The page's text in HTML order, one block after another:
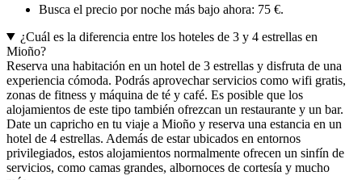
Busca el precio por noche más bajo ahora: 75 €.
¿Cuál es la diferencia entre los hoteles de 3 y 4 estrellas en
Mioño?
Reserva una habitación en un hotel de 3 estrellas y disfruta de una
experiencia cómoda. Podrás aprovechar servicios como wifi gratis,
zonas de fitness y máquina de té y café. Es posible que los
alojamientos de este tipo también ofrezcan un restaurante y un bar.
Date un capricho en tu viaje a Mioño y reserva una estancia en un
hotel de 4 estrellas. Además de estar ubicados en entornos
privilegiados, estos alojamientos normalmente ofrecen un sinfín de
servicios, como camas grandes, albornoces de cortesía y mucho